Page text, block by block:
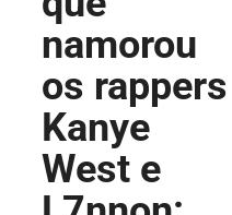
namorou
os rappers
Kanye
West e